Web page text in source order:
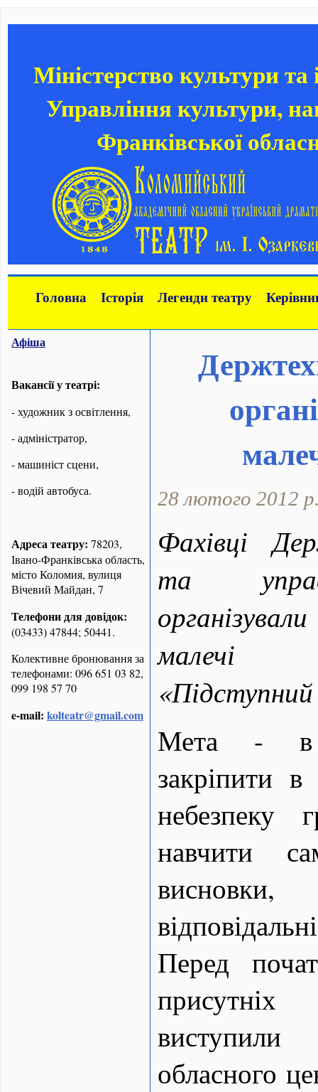
Міністерство культури
Управління культури,
Франківської
Головна Історія Легенди театру
Афіша
Вакансії у театрі:
- художник з освітлення,
- адміністратор,
- машиніст сцени,
- водій автобуса.
Адреса театру: 78203,
Івано-Франківська область,
місто Коломия, вулиця
Вічевий Майдан, 7
Телефони для довідок:
(03433) 47844; 50441.
Колективне бронювання за
телефонами: 096 651 03 82,
099 198 57 70
e-mail: kolteatr@gmail.com
28 лютого 2012
Фахівці
та
Мета - в
закріпити
небезпеку
навчити
Перед
обласного